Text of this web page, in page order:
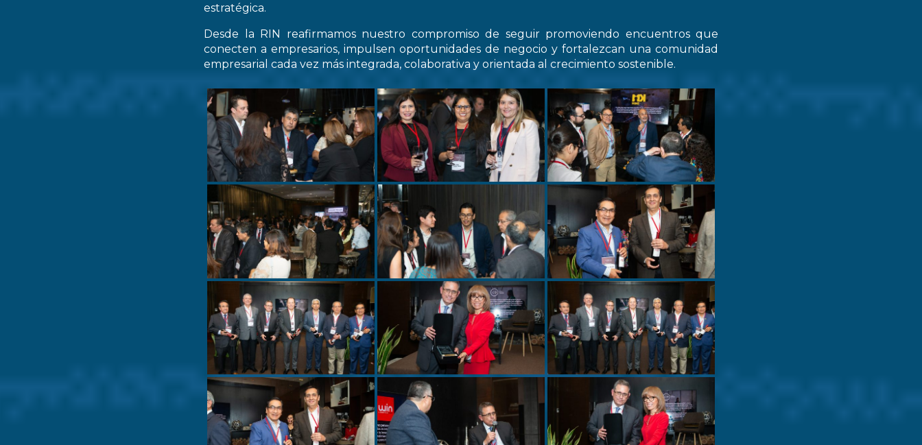
estratégica.
Desde la RIN reafirmamos nuestro compromiso de seguir promoviendo encuentros que
conecten a empresarios, impulsen oportunidades de negocio y fortalezcan una comunidad
empresarial cada vez más integrada, colaborativa y orientada al crecimiento sostenible.